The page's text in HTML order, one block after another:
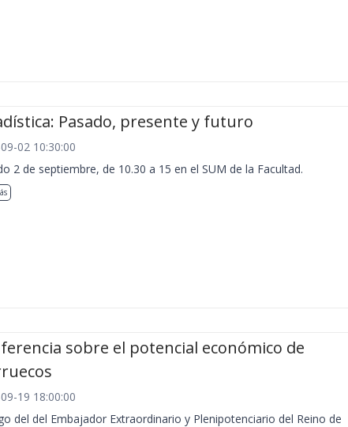
Pasado, presente y futuro
02 10:30:00
2 de septiembre, de 10.30 a 15 en el SUM de la Facultad.
sobre el potencial económico de
19 18:00:00
del del Embajador Extraordinario y Plenipotenciario del Reino de